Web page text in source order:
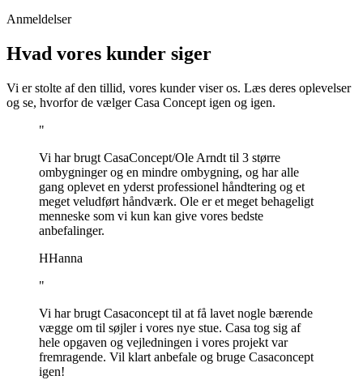
Anmeldelser
Hvad vores kunder siger
Vi er stolte af den tillid, vores kunder viser os. Læs deres oplevelser
og se, hvorfor de vælger Casa Concept igen og igen.
"
Vi har brugt CasaConcept/Ole Arndt til 3 større
ombygninger og en mindre ombygning, og har alle
gang oplevet en yderst professionel håndtering og et
meget veludført håndværk. Ole er et meget behageligt
menneske som vi kun kan give vores bedste
anbefalinger.
HHanna
"
Vi har brugt Casaconcept til at få lavet nogle bærende
vægge om til søjler i vores nye stue. Casa tog sig af
hele opgaven og vejledningen i vores projekt var
fremragende. Vil klart anbefale og bruge Casaconcept
igen!